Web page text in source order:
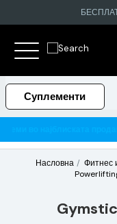
Суплементи
Насловна Фитнес